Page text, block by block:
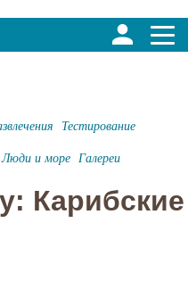
Тестирование
Люди и море Галереи
Карибские